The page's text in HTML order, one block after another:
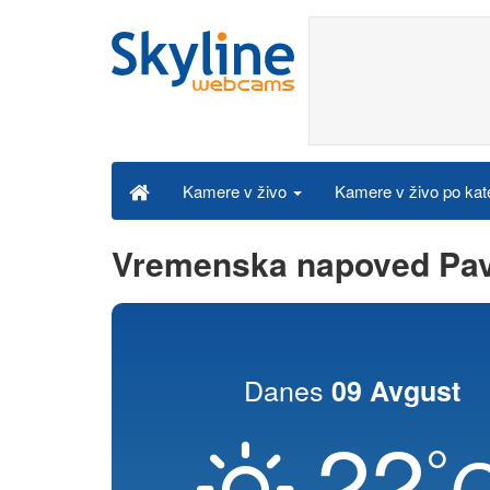
Kamere v živo Kamere v živo po
Vremenska napoved
Danes 09 Avgust
°